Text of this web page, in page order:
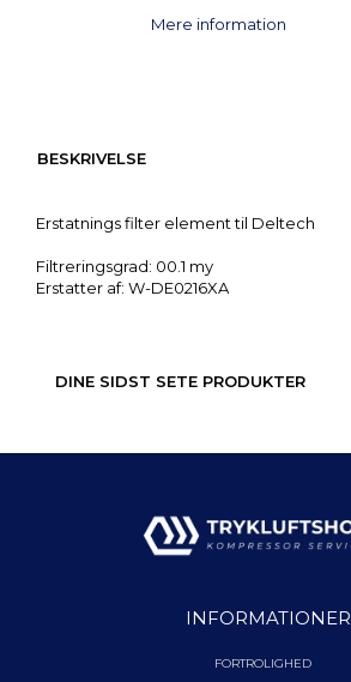
Mere information
BESKRIVELSE
Erstatnings filter element til Deltech
Filtreringsgrad: 00.1 my
Erstatter af: W-DE0216XA
DINE SIDST SETE PRODUKTER
INFORMATIONER
FORTROLIGHED